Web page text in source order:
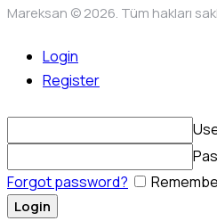
Mareksan © 2026. Tüm hakları
Login
Register
Forgot password?